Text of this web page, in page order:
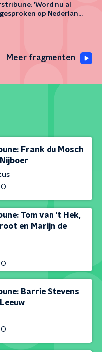
'Word nu al
op Nederland
Meer fragmenten
Frank du Mosch
Tom van 't Hek,
en Marijn de
Barrie Stevens